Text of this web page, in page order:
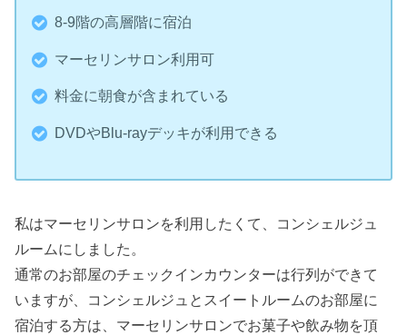
8-9階の高層階に宿泊
マーセリンサロン利用可
料金に朝食が含まれている
DVDやBlu-rayデッキが利用できる
私はマーセリンサロンを利用したくて、コンシェルジュ
ルームにしました。
通常のお部屋のチェックインカウンターは行列ができて
いますが、コンシェルジュとスイートルームのお部屋に
宿泊する方は、マーセリンサロンでお菓子や飲み物を頂